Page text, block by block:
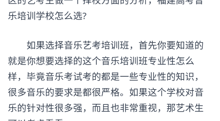
区的艺考生做一个择校方面的分析，福建高考音
乐培训学校怎么选?
如果选择音乐艺考培训班，首先你要知道的
就是你想要选择的这个音乐培训班专业性怎么
样，毕竟音乐考试考的都是一些专业性的知识，
很多音乐的要求是都很严格。如果这个学校对音
乐的针对性很多强，而且也非常重视，那艺术生